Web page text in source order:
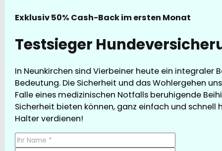
Exklusiv 50% Cash-Back im ersten Monat
Testsieger
In Neunkirchen sind Vierbeiner heute ein integraler
Bedeutung. Die Sicherheit und das Wohlergehen
Falle eines medizinischen Notfalls beruhigende
Sicherheit bieten können, ganz einfach und schnell
Halter verdienen!